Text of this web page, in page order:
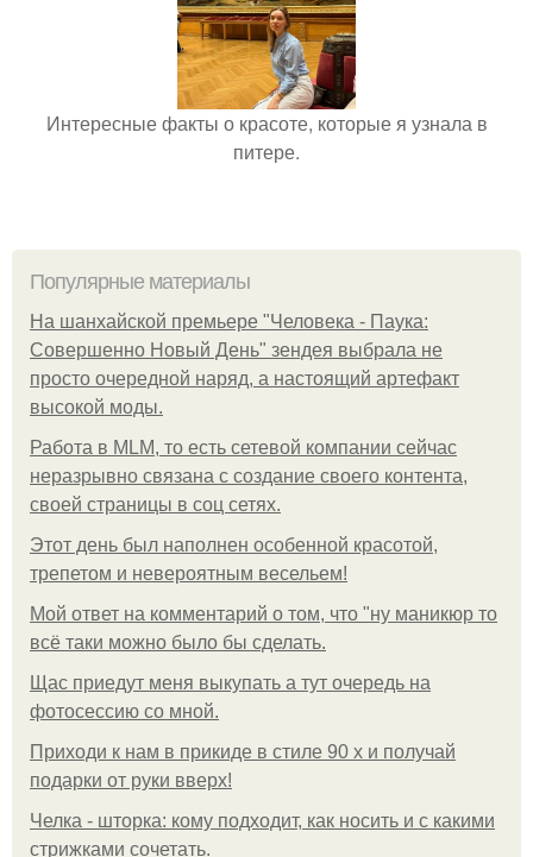
Интересные факты о красоте, которые я узнала в
питере.
Популярные материалы
На шанхайской премьере "Человека - Паука:
Совершенно Новый День" зендея выбрала не
просто очередной наряд, а настоящий артефакт
высокой моды.
Работа в MLM, то есть сетевой компании сейчас
неразрывно связана с создание своего контента,
своей страницы в соц сетях.
Этот день был наполнен особенной красотой,
трепетом и невероятным весельем!
Мой ответ на комментарий о том, что "ну маникюр то
всё таки можно было бы сделать.
Щас приедут меня выкупать а тут очередь на
фотосессию со мной.
Приходи к нам в прикиде в стиле 90 х и получай
подарки от руки вверх!
Челка - шторка: кому подходит, как носить и с какими
стрижками сочетать.